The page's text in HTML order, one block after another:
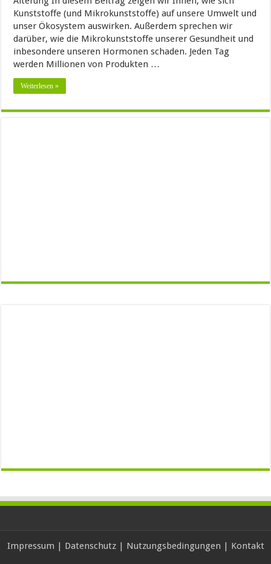
Kunststoffe (und Mikrokunststoffe) auf unsere Umwelt und
unser Ökosystem auswirken. Außerdem sprechen wir
darüber, wie die Mikrokunststoffe unserer Gesundheit und
inbesondere unseren Hormonen schaden. Jeden Tag
werden Millionen von Produkten …
Weiterlesen »
Impressum | Datenschutz| Nutzungsbedingungen | Kontakt